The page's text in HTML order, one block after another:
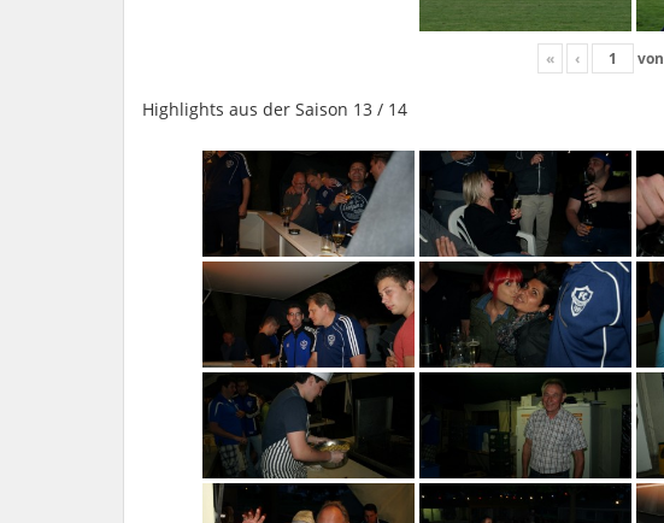
« ‹ von
Highlights aus der Saison 13 / 14